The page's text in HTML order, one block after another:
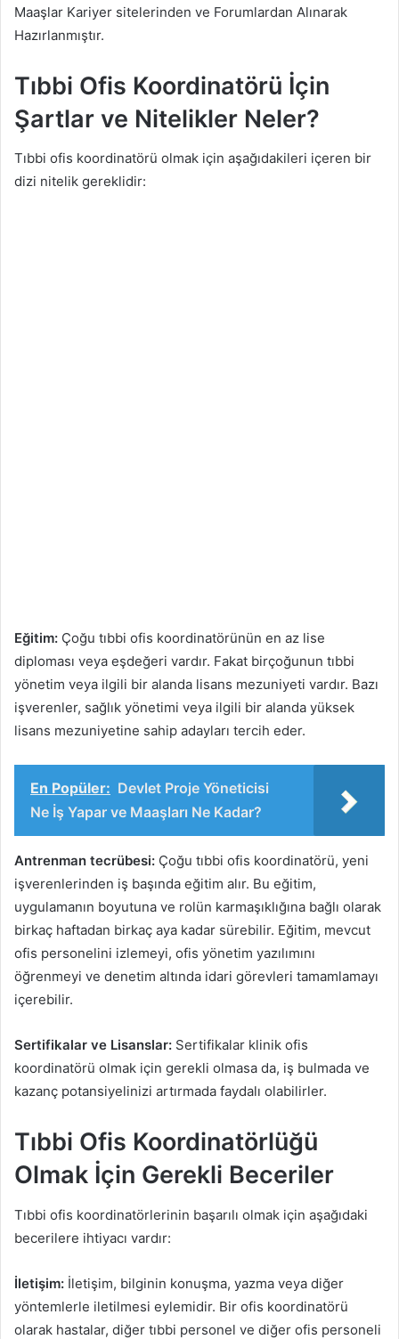
Maaşlar Kariyer sitelerinden ve Forumlardan Alınarak
Hazırlanmıştır.
Tıbbi Ofis Koordinatörü İçin
Şartlar ve Nitelikler Neler?
Tıbbi ofis koordinatörü olmak için aşağıdakileri içeren bir
dizi nitelik gereklidir:
Eğitim: Çoğu tıbbi ofis koordinatörünün en az lise
diploması veya eşdeğeri vardır. Fakat birçoğunun tıbbi
yönetim veya ilgili bir alanda lisans mezuniyeti vardır. Bazı
işverenler, sağlık yönetimi veya ilgili bir alanda yüksek
lisans mezuniyetine sahip adayları tercih eder.
En Popüler: Devlet Proje Yöneticisi
Ne İş Yapar ve Maaşları Ne Kadar?
Antrenman tecrübesi: Çoğu tıbbi ofis koordinatörü, yeni
işverenlerinden iş başında eğitim alır. Bu eğitim,
uygulamanın boyutuna ve rolün karmaşıklığına bağlı olarak
birkaç haftadan birkaç aya kadar sürebilir. Eğitim, mevcut
ofis personelini izlemeyi, ofis yönetim yazılımını
öğrenmeyi ve denetim altında idari görevleri tamamlamayı
içerebilir.
Sertifikalar ve Lisanslar: Sertifikalar klinik ofis
koordinatörü olmak için gerekli olmasa da, iş bulmada ve
kazanç potansiyelinizi artırmada faydalı olabilirler.
Tıbbi Ofis Koordinatörlüğü
Olmak İçin Gerekli Beceriler
Tıbbi ofis koordinatörlerinin başarılı olmak için aşağıdaki
becerilere ihtiyacı vardır:
İletişim: İletişim, bilginin konuşma, yazma veya diğer
yöntemlerle iletilmesi eylemidir. Bir ofis koordinatörü
olarak hastalar, diğer tıbbi personel ve diğer ofis personeli